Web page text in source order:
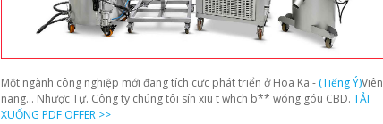
Một ngành công nghiệp mới đang tích cực phát triển ở Hoa Ka - (Tiếng Ý)Viên
nang... Nhược Tự. Công ty chúng tôi sín xiu t whch b** wóng góu CBD. TẢI
XUỐNG PDF OFFER >>